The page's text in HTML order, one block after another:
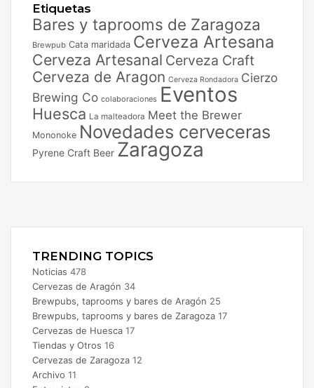
Etiquetas
Bares y taprooms de Zaragoza
Brewpub Cata maridada Cerveza Artesana
Cerveza Artesanal Cerveza Craft
Cerveza de Aragon Cerveza Rondadora Cierzo
Brewing Co colaboraciones Eventos
Huesca La malteadora Meet the Brewer
Mononoke Novedades cerveceras
Pyrene Craft Beer Zaragoza
TRENDING TOPICS
Noticias 478
Cervezas de Aragón 34
Brewpubs, taprooms y bares de Aragón 25
Brewpubs, taprooms y bares de Zaragoza 17
Cervezas de Huesca 17
Tiendas y Otros 16
Cervezas de Zaragoza 12
Archivo 11